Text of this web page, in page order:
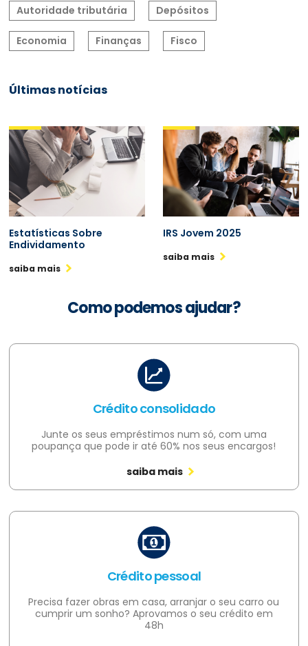
Autoridade tributária Depósitos
Economia Finanças Fisco
Últimas notícias
Estatísticas Sobre
Endividamento
saiba mais
IRS Jovem 2025
saiba mais
Como podemos ajudar?
Crédito consolidado
Junte os seus empréstimos num só, com uma
poupança que pode ir até 60% nos seus encargos!
saiba mais
Crédito pessoal
Precisa fazer obras em casa, arranjar o seu carro ou
cumprir um sonho? Aprovamos o seu crédito em
48h